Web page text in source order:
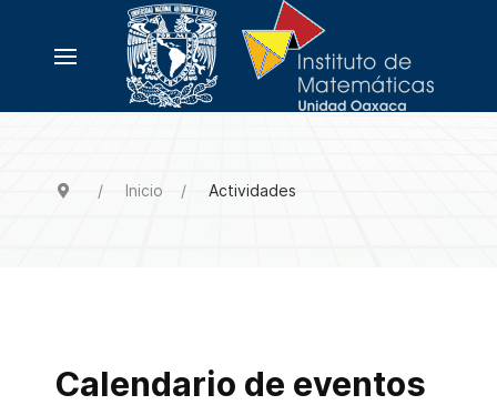
Inicio Actividades
Calendario de eventos